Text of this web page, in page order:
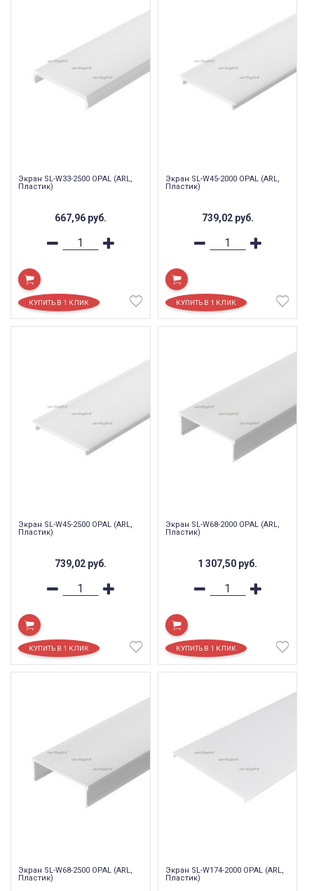
Экран SL-W33-2500 OPAL (ARL,
Пластик)
667,96 руб.
Экран SL-W45-2000 OPAL (ARL,
Пластик)
739,02 руб.
Экран SL-W45-2500 OPAL (ARL,
Пластик)
739,02 руб.
Экран SL-W68-2000 OPAL (ARL,
Пластик)
1 307,50 руб.
Экран SL-W68-2500 OPAL (ARL,
Пластик)
Экран SL-W174-2000 OPAL (ARL,
Пластик)